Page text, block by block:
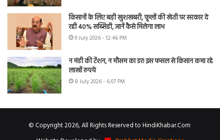
किसानों के लिए बड़ी खुशखबरी, फूलों की खेती पर सरकार दे
रही 40% सब्सिडी, जानें कैसे मिलेगा लाभ
9 July 2026 - 12:46 PM
न मंडी की टेंशन, न मौसम का डर! इस फसल से किसान कमा रहे
लाखों रुपये
8 July 2026 - 6:07 PM
© Copyright 2026, All Rights Reserved to HindiKhabar.Com